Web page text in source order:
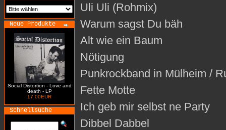
Neue Produkte
Social Distortion - Love and
death - LP
17.00EUR
Schnellsuche
Uli Uli (Rohmix)
Warum sagst Du bäh
Alt wie ein Baum
Nötigung
Punkrockband in Mülheim /
Fette Motte
Ich geb mir selbst ne Party
Dibbel Dabbel